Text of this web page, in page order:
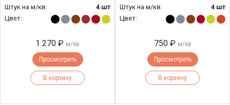
Штук на м/кв:
4 шт
Цвет:
1 270 ₽ м/кв
Просмотреть
В корзину
Штук на м/кв:
4 шт
Цвет:
750 ₽ м/кв
Просмотреть
В корзину